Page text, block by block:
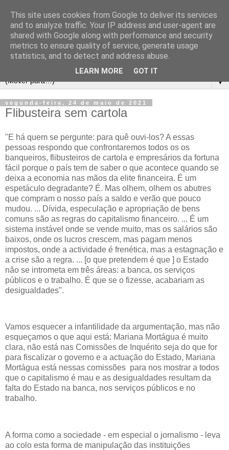
▼
segunda-feira, 24 de maio de 2021
Flibusteira sem cartola
"E há quem se pergunte: para quê ouvi-los? A essas
pessoas respondo que confrontaremos todos os os
banqueiros, flibusteiros de cartola e empresários da fortuna
fácil porque o país tem de saber o que acontece quando se
deixa a economia nas mãos da elite financeira. É um
espetáculo degradante? É. Mas olhem, olhem os abutres
que compram o nosso país a saldo e verão que pouco
mudou. ... Dívida, especulação e apropriação de bens
comuns são as regras do capitalismo financeiro. ... É um
sistema instável onde se vende muito, mas os salários são
baixos, onde os lucros crescem, mas pagam menos
impostos, onde a actividade é frenética, mas a estagnação e
a crise são a regra. ... [o que pretendem é que ] o Estado
não se intrometa em três áreas: a banca, os serviços
públicos e o trabalho. É que se o fizesse, acabariam as
desigualdades".
Vamos esquecer a infantilidade da argumentação, mas não
esqueçamos o que aqui está: Mariana Mortágua é muito
clara, não está nas Comissões de Inquérito seja do que for
para fiscalizar o governo e a actuação do Estado, Mariana
Mortágua está nessas comissões para nos mostrar a todos
que o capitalismo é mau e as desigualdades resultam da
falta do Estado na banca, nos serviços públicos e no
trabalho.
A forma como a sociedade - em especial o jornalismo - leva
ao colo esta forma de manipulação das instituições
This site uses cookies from Google to deliver its services
and to analyze traffic. Your IP address and user-agent are
shared with Google along with performance and security
metrics to ensure quality of service, generate usage
statistics, and to detect and address abuse.
LEARN MORE GOT IT